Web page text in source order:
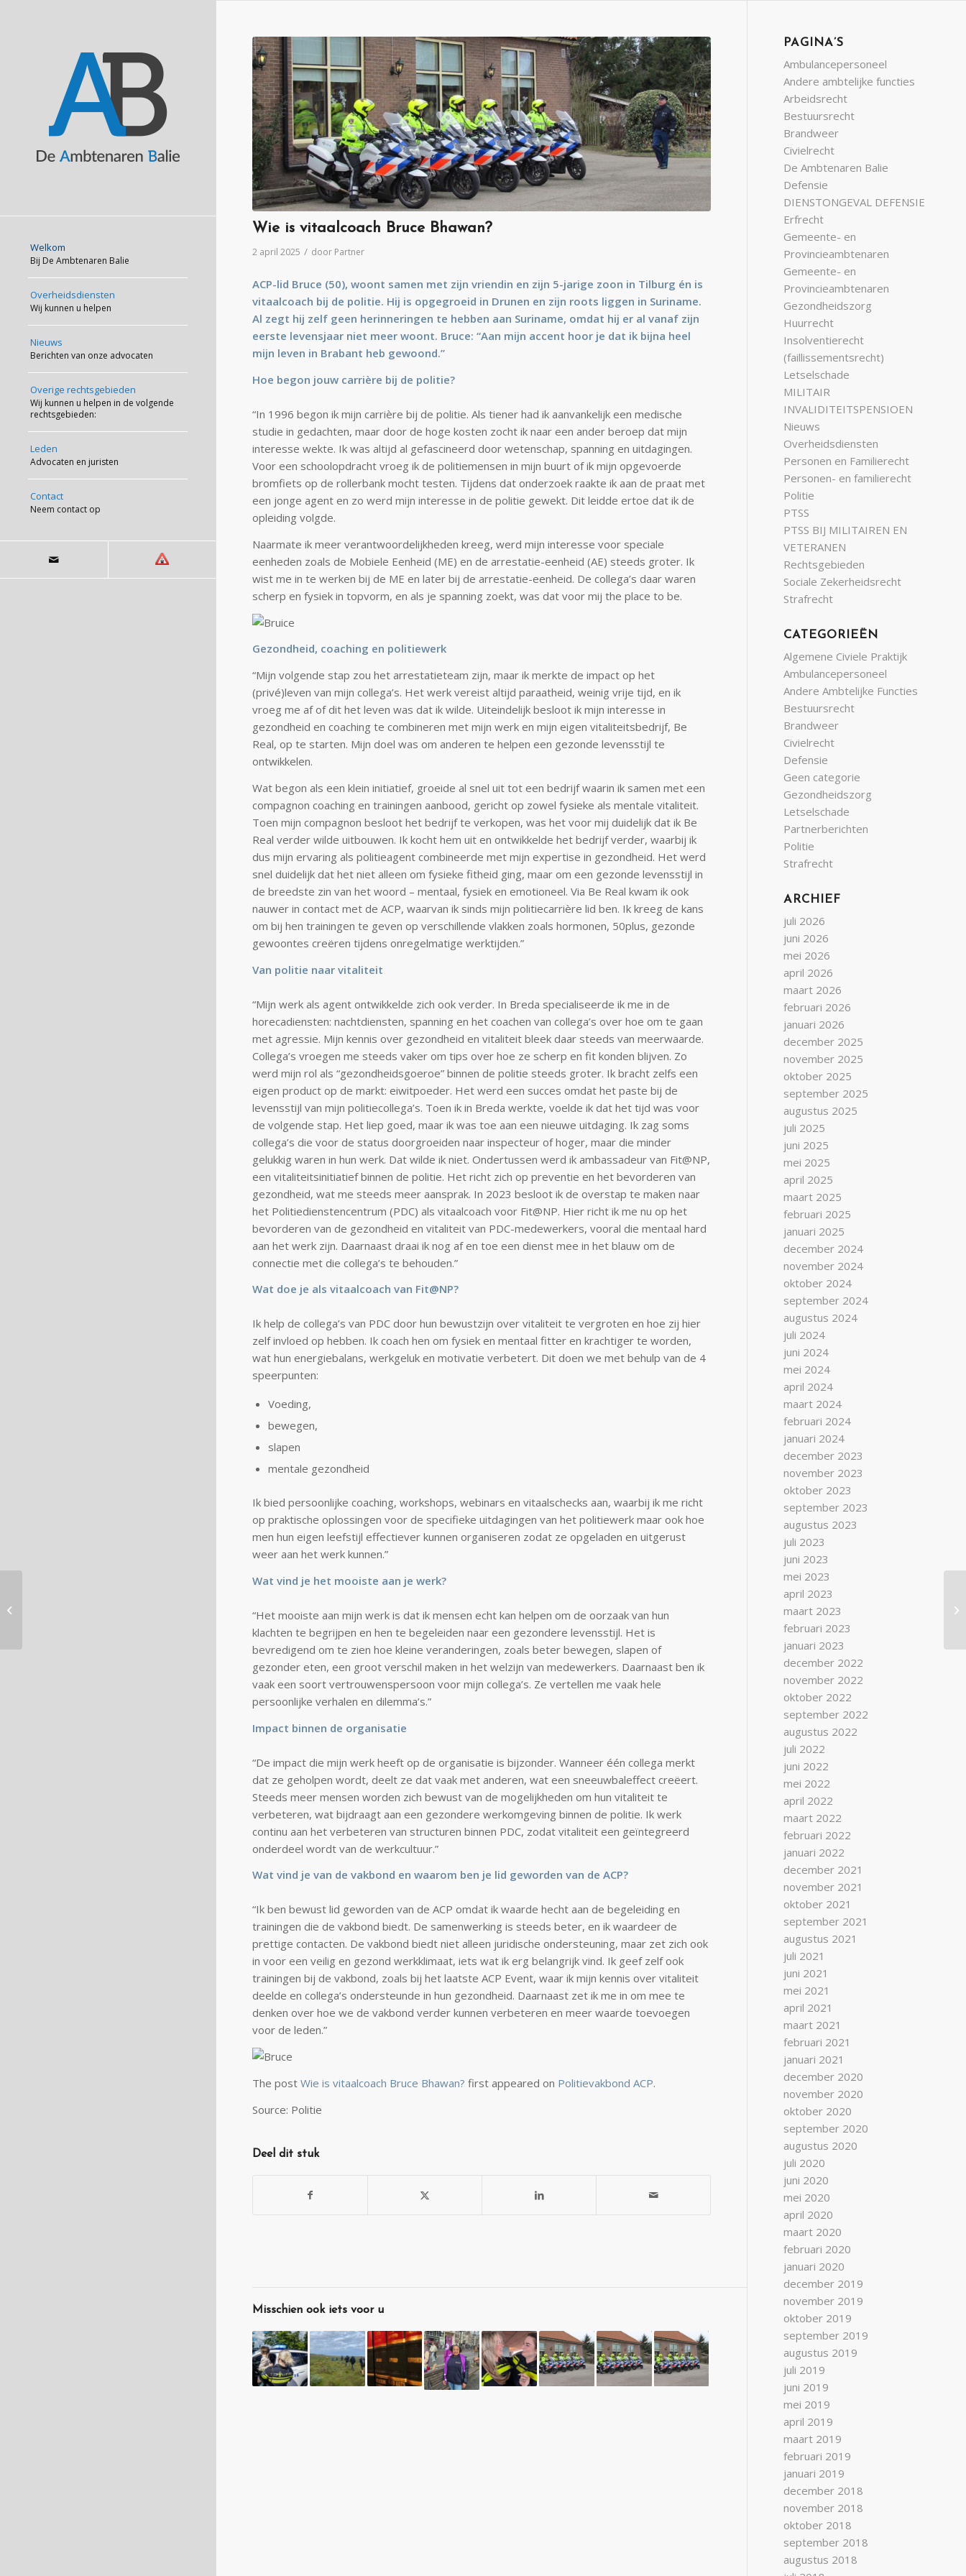
Welkom
Bij De Ambtenaren Balie
Overheidsdiensten
Wij kunnen u helpen
Nieuws
Berichten van onze advocaten
Overige rechtsgebieden
Wij kunnen u helpen in de volgende
rechtsgebieden:
Leden
Advocaten en juristen
Contact
Neem contact op
Wie is vitaalcoach Bruce Bhawan?
2 april 2025 / door Partner
ACP-lid Bruce (50), woont samen met zijn vriendin en zijn 5-jarige zoon in Tilburg én is
vitaalcoach bij de politie. Hij is opgegroeid in Drunen en zijn roots liggen in Suriname.
Al zegt hij zelf geen herinneringen te hebben aan Suriname, omdat hij er al vanaf zijn
eerste levensjaar niet meer woont. Bruce: “Aan mijn accent hoor je dat ik bijna heel
mijn leven in Brabant heb gewoond.”
Hoe begon jouw carrière bij de politie?
“In 1996 begon ik mijn carrière bij de politie. Als tiener had ik aanvankelijk een medische
studie in gedachten, maar door de hoge kosten zocht ik naar een ander beroep dat mijn
interesse wekte. Ik was altijd al gefascineerd door wetenschap, spanning en uitdagingen.
Voor een schoolopdracht vroeg ik de politiemensen in mijn buurt of ik mijn opgevoerde
bromfiets op de rollerbank mocht testen. Tijdens dat onderzoek raakte ik aan de praat met
een jonge agent en zo werd mijn interesse in de politie gewekt. Dit leidde ertoe dat ik de
opleiding volgde.
Naarmate ik meer verantwoordelijkheden kreeg, werd mijn interesse voor speciale
eenheden zoals de Mobiele Eenheid (ME) en de arrestatie-eenheid (AE) steeds groter. Ik
wist me in te werken bij de ME en later bij de arrestatie-eenheid. De collega’s daar waren
scherp en fysiek in topvorm, en als je spanning zoekt, was dat voor mij the place to be.
Gezondheid, coaching en politiewerk
“Mijn volgende stap zou het arrestatieteam zijn, maar ik merkte de impact op het
(privé)leven van mijn collega’s. Het werk vereist altijd paraatheid, weinig vrije tijd, en ik
vroeg me af of dit het leven was dat ik wilde. Uiteindelijk besloot ik mijn interesse in
gezondheid en coaching te combineren met mijn werk en mijn eigen vitaliteitsbedrijf, Be
Real, op te starten. Mijn doel was om anderen te helpen een gezonde levensstijl te
ontwikkelen.
Wat begon als een klein initiatief, groeide al snel uit tot een bedrijf waarin ik samen met een
compagnon coaching en trainingen aanbood, gericht op zowel fysieke als mentale vitaliteit.
Toen mijn compagnon besloot het bedrijf te verkopen, was het voor mij duidelijk dat ik Be
Real verder wilde uitbouwen. Ik kocht hem uit en ontwikkelde het bedrijf verder, waarbij ik
dus mijn ervaring als politieagent combineerde met mijn expertise in gezondheid. Het werd
snel duidelijk dat het niet alleen om fysieke fitheid ging, maar om een gezonde levensstijl in
de breedste zin van het woord – mentaal, fysiek en emotioneel. Via Be Real kwam ik ook
nauwer in contact met de ACP, waarvan ik sinds mijn politiecarrière lid ben. Ik kreeg de kans
om bij hen trainingen te geven op verschillende vlakken zoals hormonen, 50plus, gezonde
gewoontes creëren tijdens onregelmatige werktijden.”
Van politie naar vitaliteit
“Mijn werk als agent ontwikkelde zich ook verder. In Breda specialiseerde ik me in de
horecadiensten: nachtdiensten, spanning en het coachen van collega’s over hoe om te gaan
met agressie. Mijn kennis over gezondheid en vitaliteit bleek daar steeds van meerwaarde.
Collega’s vroegen me steeds vaker om tips over hoe ze scherp en fit konden blijven. Zo
werd mijn rol als “gezondheidsgoeroe” binnen de politie steeds groter. Ik bracht zelfs een
eigen product op de markt: eiwitpoeder. Het werd een succes omdat het paste bij de
levensstijl van mijn politiecollega’s. Toen ik in Breda werkte, voelde ik dat het tijd was voor
de volgende stap. Het liep goed, maar ik was toe aan een nieuwe uitdaging. Ik zag soms
collega’s die voor de status doorgroeiden naar inspecteur of hoger, maar die minder
gelukkig waren in hun werk. Dat wilde ik niet. Ondertussen werd ik ambassadeur van Fit@NP,
een vitaliteitsinitiatief binnen de politie. Het richt zich op preventie en het bevorderen van
gezondheid, wat me steeds meer aansprak. In 2023 besloot ik de overstap te maken naar
het Politiedienstencentrum (PDC) als vitaalcoach voor Fit@NP. Hier richt ik me nu op het
bevorderen van de gezondheid en vitaliteit van PDC-medewerkers, vooral die mentaal hard
aan het werk zijn. Daarnaast draai ik nog af en toe een dienst mee in het blauw om de
connectie met die collega’s te behouden.”
Wat doe je als vitaalcoach van Fit@NP?
Ik help de collega’s van PDC door hun bewustzijn over vitaliteit te vergroten en hoe zij hier
zelf invloed op hebben. Ik coach hen om fysiek en mentaal fitter en krachtiger te worden,
wat hun energiebalans, werkgeluk en motivatie verbetert. Dit doen we met behulp van de 4
speerpunten:
Voeding,
bewegen,
slapen
mentale gezondheid
Ik bied persoonlijke coaching, workshops, webinars en vitaalschecks aan, waarbij ik me richt
op praktische oplossingen voor de specifieke uitdagingen van het politiewerk maar ook hoe
men hun eigen leefstijl effectiever kunnen organiseren zodat ze opgeladen en uitgerust
weer aan het werk kunnen.”
Wat vind je het mooiste aan je werk?
“Het mooiste aan mijn werk is dat ik mensen echt kan helpen om de oorzaak van hun
klachten te begrijpen en hen te begeleiden naar een gezondere levensstijl. Het is
bevredigend om te zien hoe kleine veranderingen, zoals beter bewegen, slapen of
gezonder eten, een groot verschil maken in het welzijn van medewerkers. Daarnaast ben ik
vaak een soort vertrouwenspersoon voor mijn collega’s. Ze vertellen me vaak hele
persoonlijke verhalen en dilemma’s.”
Impact binnen de organisatie
“De impact die mijn werk heeft op de organisatie is bijzonder. Wanneer één collega merkt
dat ze geholpen wordt, deelt ze dat vaak met anderen, wat een sneeuwbaleffect creëert.
Steeds meer mensen worden zich bewust van de mogelijkheden om hun vitaliteit te
verbeteren, wat bijdraagt aan een gezondere werkomgeving binnen de politie. Ik werk
continu aan het verbeteren van structuren binnen PDC, zodat vitaliteit een geïntegreerd
onderdeel wordt van de werkcultuur.”
Wat vind je van de vakbond en waarom ben je lid geworden van de ACP?
“Ik ben bewust lid geworden van de ACP omdat ik waarde hecht aan de begeleiding en
trainingen die de vakbond biedt. De samenwerking is steeds beter, en ik waardeer de
prettige contacten. De vakbond biedt niet alleen juridische ondersteuning, maar zet zich ook
in voor een veilig en gezond werkklimaat, iets wat ik erg belangrijk vind. Ik geef zelf ook
trainingen bij de vakbond, zoals bij het laatste ACP Event, waar ik mijn kennis over vitaliteit
deelde en collega’s ondersteunde in hun gezondheid. Daarnaast zet ik me in om mee te
denken over hoe we de vakbond verder kunnen verbeteren en meer waarde toevoegen
voor de leden.”
The post Wie is vitaalcoach Bruce Bhawan? first appeared on Politievakbond ACP.
Source: Politie
Deel dit stuk
Misschien ook iets voor u
PAGINA’S
Ambulancepersoneel
Andere ambtelijke functies
Arbeidsrecht
Bestuursrecht
Brandweer
Civielrecht
De Ambtenaren Balie
Defensie
DIENSTONGEVAL DEFENSIE
Erfrecht
Gemeente- en
Provincieambtenaren
Gemeente- en
Provincieambtenaren
Gezondheidszorg
Huurrecht
Insolventierecht
(faillissementsrecht)
Letselschade
MILITAIR
INVALIDITEITSPENSIOEN
Nieuws
Overheidsdiensten
Personen en Familierecht
Personen- en familierecht
Politie
PTSS
PTSS BIJ MILITAIREN EN
VETERANEN
Rechtsgebieden
Sociale Zekerheidsrecht
Strafrecht
CATEGORIEËN
Algemene Civiele Praktijk
Ambulancepersoneel
Andere Ambtelijke Functies
Bestuursrecht
Brandweer
Civielrecht
Defensie
Geen categorie
Gezondheidszorg
Letselschade
Partnerberichten
Politie
Strafrecht
ARCHIEF
juli 2026
juni 2026
mei 2026
april 2026
maart 2026
februari 2026
januari 2026
december 2025
november 2025
oktober 2025
september 2025
augustus 2025
juli 2025
juni 2025
mei 2025
april 2025
maart 2025
februari 2025
januari 2025
december 2024
november 2024
oktober 2024
september 2024
augustus 2024
juli 2024
juni 2024
mei 2024
april 2024
maart 2024
februari 2024
januari 2024
december 2023
november 2023
oktober 2023
september 2023
augustus 2023
juli 2023
juni 2023
mei 2023
april 2023
maart 2023
februari 2023
januari 2023
december 2022
november 2022
oktober 2022
september 2022
augustus 2022
juli 2022
juni 2022
mei 2022
april 2022
maart 2022
februari 2022
januari 2022
december 2021
november 2021
oktober 2021
september 2021
augustus 2021
juli 2021
juni 2021
mei 2021
april 2021
maart 2021
februari 2021
januari 2021
december 2020
november 2020
oktober 2020
september 2020
augustus 2020
juli 2020
juni 2020
mei 2020
april 2020
maart 2020
februari 2020
januari 2020
december 2019
november 2019
oktober 2019
september 2019
augustus 2019
juli 2019
juni 2019
mei 2019
april 2019
maart 2019
februari 2019
januari 2019
december 2018
november 2018
oktober 2018
september 2018
augustus 2018